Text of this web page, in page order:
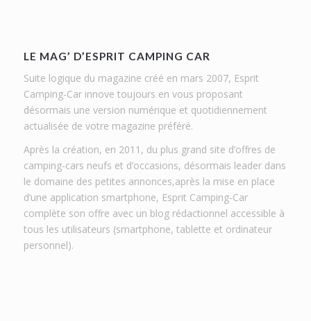
LE MAG’ D’ESPRIT CAMPING CAR
Suite logique du magazine créé en mars 2007, Esprit
Camping-Car innove toujours en vous proposant
désormais une version numérique et quotidiennement
actualisée de votre magazine préféré.
Après la création, en 2011, du plus grand site d’offres de
camping-cars neufs et d’occasions, désormais leader dans
le domaine des petites annonces,après la mise en place
d’une application smartphone, Esprit Camping-Car
complète son offre avec un blog rédactionnel accessible à
tous les utilisateurs (smartphone, tablette et ordinateur
personnel).